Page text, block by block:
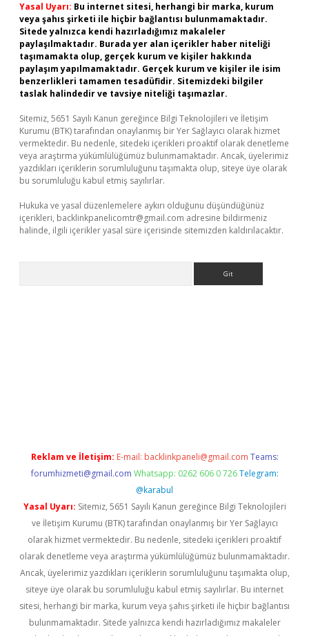
Yasal Uyarı: Bu internet sitesi, herhangi bir marka, kurum
veya şahıs şirketi ile hiçbir bağlantısı bulunmamaktadır.
Sitede yalnızca kendi hazırladığımız makaleler
paylaşılmaktadır. Burada yer alan içerikler haber niteliği
taşımamakta olup, gerçek kurum ve kişiler hakkında
paylaşım yapılmamaktadır. Gerçek kurum ve kişiler ile isim
benzerlikleri tamamen tesadüfidir. Sitemizdeki bilgiler
taslak halindedir ve tavsiye niteliği taşımazlar.
Sitemiz, 5651 Sayılı Kanun gereğince Bilgi Teknolojileri ve İletişim
Kurumu (BTK) tarafından onaylanmış bir Yer Sağlayıcı olarak hizmet
vermektedir. Bu nedenle, sitedeki içerikleri proaktif olarak denetleme
veya araştırma yükümlülüğümüz bulunmamaktadır. Ancak, üyelerimiz
yazdıkları içeriklerin sorumluluğunu taşımakta olup, siteye üye olarak
bu sorumluluğu kabul etmiş sayılırlar.
Hukuka ve yasal düzenlemelere aykırı olduğunu düşündüğünüz
içerikleri, backlinkpanelicomtr@gmail.com adresine bildirmeniz
halinde, ilgili içerikler yasal süre içerisinde sitemizden kaldırılacaktır.
Reklam ve İletişim: E-mail: backlinkpaneli@gmail.com Teams:
forumhizmeti@gmail.com Whatsapp: 0262 606 0 726 Telegram:
@karabul
Yasal Uyarı: Sitemiz, 5651 Sayılı Kanun gereğince Bilgi Teknolojileri
ve İletişim Kurumu (BTK) tarafından onaylanmış bir Yer Sağlayıcı
olarak hizmet vermektedir. Bu nedenle, sitedeki içerikleri proaktif
olarak denetleme veya araştırma yükümlülüğümüz bulunmamaktadır.
Ancak, üyelerimiz yazdıkları içeriklerin sorumluluğunu taşımakta olup,
siteye üye olarak bu sorumluluğu kabul etmiş sayılırlar. Bu internet
sitesi, herhangi bir marka, kurum veya şahıs şirketi ile hiçbir bağlantısı
bulunmamaktadır. Sitede yalnızca kendi hazırladığımız makaleler